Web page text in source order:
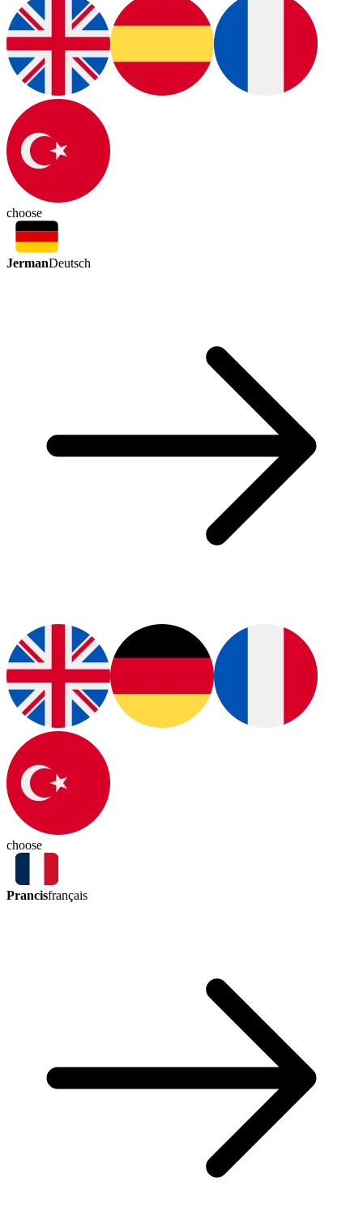
choose
JermanDeutsch
choose
Prancisfrançais